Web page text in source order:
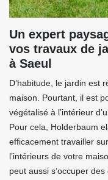
Un expert
vos travaux de
à Saeul
D’habitude, le jardin est
maison. Pourtant, il est
végétalisé à l’intérieur
Pour cela, Holderbaum
efficacement travailler
l’intérieurs de votre
peut aussi s’occuper